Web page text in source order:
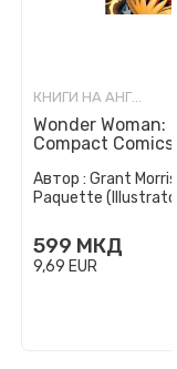
КНИГИ НА АНГЛИСКИ ЈАЗИК
Wonder Woman:
Compact
Автор : Grant
Paquette
599 МКД
9,69 EUR